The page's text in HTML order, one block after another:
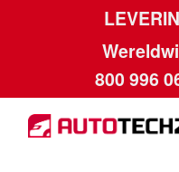
800 996
Ga
door
Ga
naar